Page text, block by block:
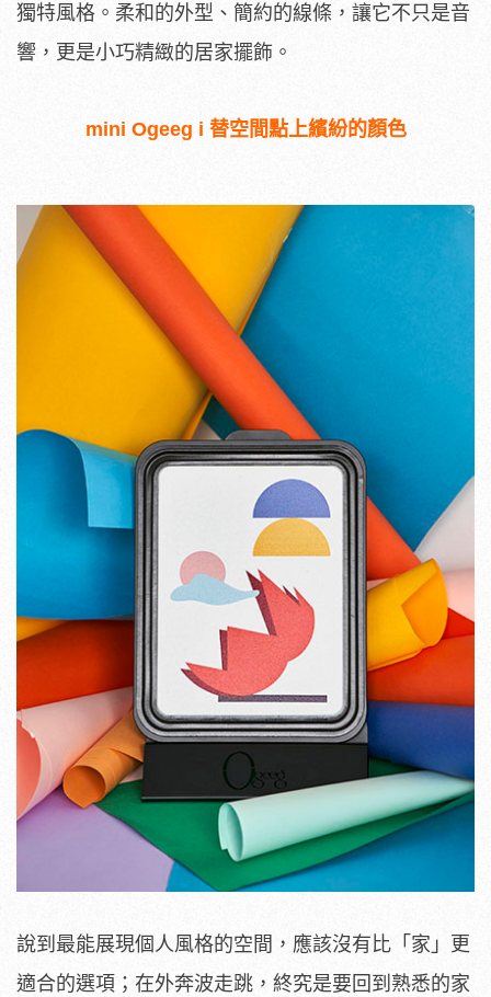
獨特風格。柔和的外型、簡約的線條，讓它不只是音
響，更是小巧精緻的居家擺飾。
mini Ogeeg i 替空間點上繽紛的顏色
說到最能展現個人風格的空間，應該沒有比「家」更
適合的選項；在外奔波走跳，終究是要回到熟悉的家